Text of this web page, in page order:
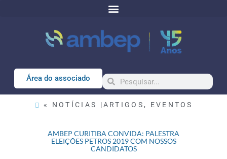
Área do associado
« NOTÍCIAS |ARTIGOS , EVENTOS
AMBEP CURITIBA CONVIDA: PALESTRA
ELEIÇÕES PETROS 2019 COM NOSSOS
CANDIDATOS